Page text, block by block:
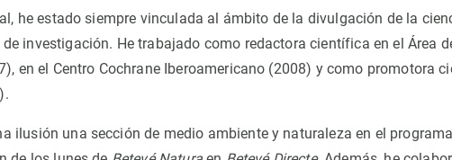
he estado siempre vinculada al ámbito de la divulgación de la
investigación. He trabajado como redactora científica en el Área
en el Centro Cochrane Iberoamericano (2008) y como promotora
ilusión una sección de medio ambiente y naturaleza en el programa